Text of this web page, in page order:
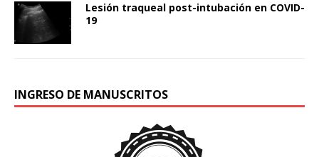
Lesión traqueal post-intubación en COVID-
19
INGRESO DE MANUSCRITOS